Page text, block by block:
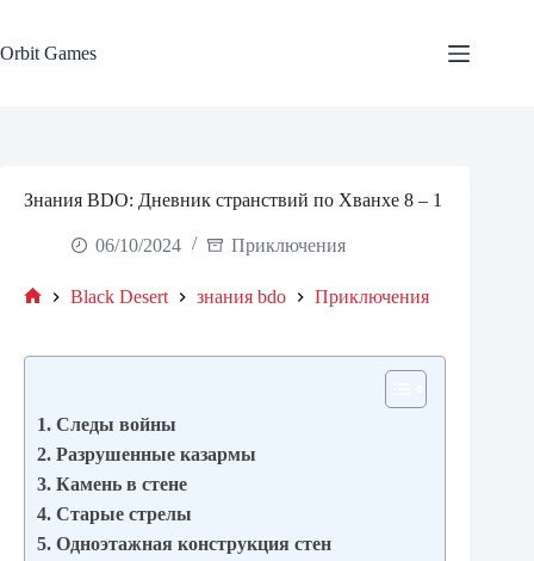
content
Orbit Games
Знания BDO: Дневник странствий по Хванхе 8 – 1
06/10/2024 Приключения
Black Desert знания bdo Приключения
1. Следы войны
2. Разрушенные казармы
3. Камень в стене
4. Старые стрелы
5. Одноэтажная конструкция стен